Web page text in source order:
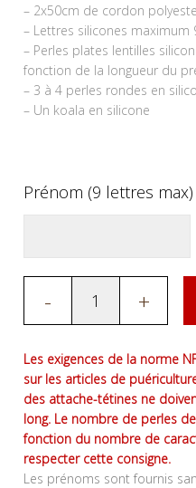
– 2x50cm de cordon
– Lettres silicones maximum
– Perles plates lentilles
fonction de la longueur du
– 3 à 4 perles rondes en
– Un koala en silicone
Prénom (9 lettres max)
- +
Les exigences de la norme
sur les articles de
des attache-tétines ne
long. Le nombre de perles
fonction du nombre de
respecter cette consigne.
Les prénoms sont fournis